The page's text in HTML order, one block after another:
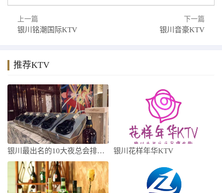
上一篇
银川铭潮国际KTV
下一篇
银川音豪KTV
推荐KTV
银川最出名的10大夜总会排行榜，看完这篇 银川花样年华KTV